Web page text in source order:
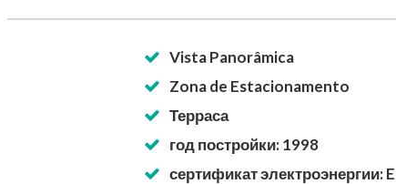
Vista Panorâmica
Zona de Estacionamento
Терраса
год постройки: 1998
сертификат электроэнергии: E